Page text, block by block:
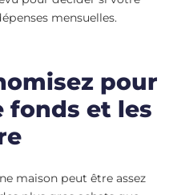
mensuelles.
pour
fonds et les
maison peut être assez